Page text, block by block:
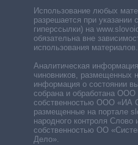
Использование любых
разрешается при указании
гиперссылки) на
обязательна вне
использования материалов.
Аналитическая
чиновников, размещенных
информация о состоянии
собрана и обработана ООО
собственностью ООО «ИА
размещенные на портале
народного контроля
собственностью ОО
Дело».